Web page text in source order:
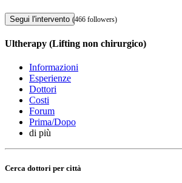
Segui l'intervento (466 followers)
Ultherapy (Lifting non chirurgico)
Informazioni
Esperienze
Dottori
Costi
Forum
Prima/Dopo
di più
Cerca dottori per città